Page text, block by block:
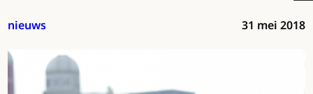
nieuws 31 mei 2018